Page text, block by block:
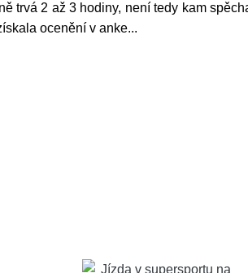
trvá 2 až 3 hodiny, není tedy kam
ocenění v anke...